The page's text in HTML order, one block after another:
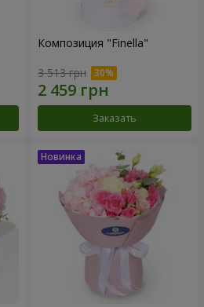
Композиция "Finella"
3 513 грн
Заказать